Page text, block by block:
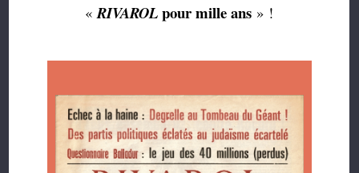
«RIVAROLpour mille ans » !